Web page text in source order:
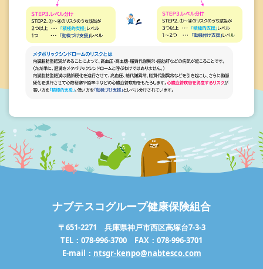
ナブテスコグループ健康保険組合
〒651-2271 兵庫県神戸市西区高塚台7-3-3
TEL：078-996-3700 FAX：078-996-3701
E-mail： ntsgr-kenpo@nabtesco.com